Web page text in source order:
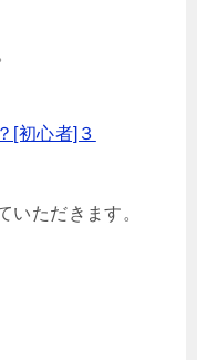
[初心者]３
いただきます。